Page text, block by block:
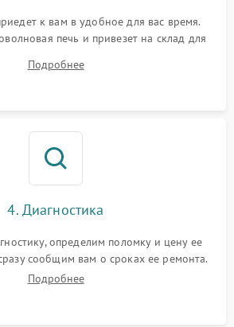
к вам в удобное для вас время.
печь и привезет на склад для
Подробнее
4. Диагностика
определим поломку и цену ее
сообщим вам о сроках ее ремонта.
Подробнее